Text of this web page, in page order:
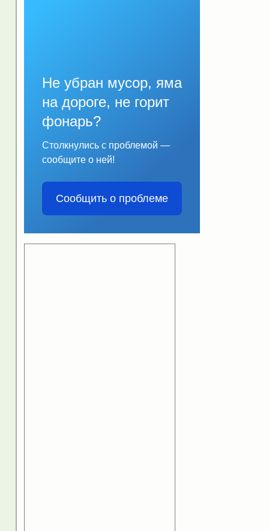
Не убран мусор, яма
на дороге, не горит
фонарь?
Столкнулись с проблемой —
сообщите о ней!
Сообщить о проблеме